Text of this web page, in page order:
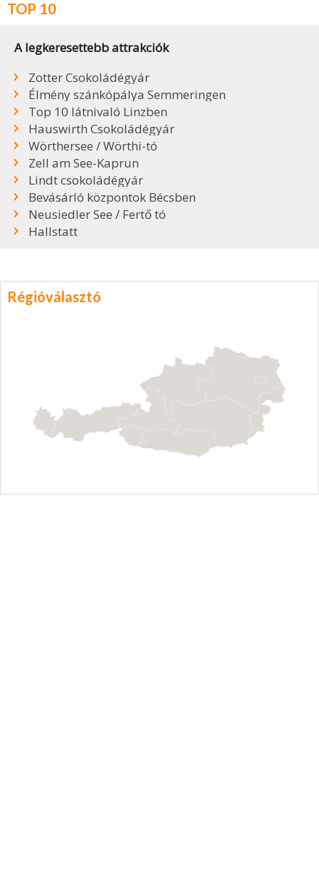
TOP 10
A legkeresettebb attrakciók
Zotter Csokoládégyár
Élmény szánkópálya Semmeringen
Top 10 látnivaló Linzben
Hauswirth Csokoládégyár
Wörthersee / Wörthi-tó
Zell am See-Kaprun
Lindt csokoládégyár
Bevásárló központok Bécsben
Neusiedler See / Fertő tó
Hallstatt
Régióválasztó